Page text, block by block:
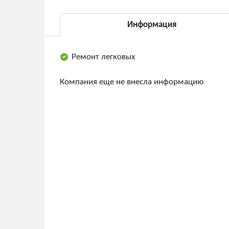
Информация
Ремонт легковых
Компания еще не внесла информацию